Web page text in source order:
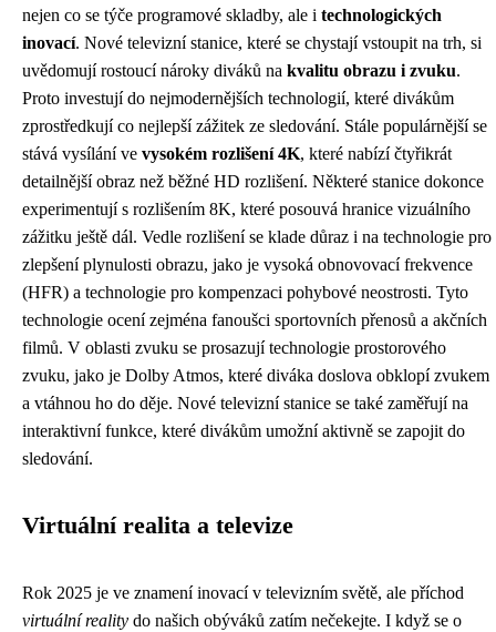
nejen co se týče programové skladby, ale i technologických
inovací. Nové televizní stanice, které se chystají vstoupit na trh, si
uvědomují rostoucí nároky diváků na kvalitu obrazu i zvuku.
Proto investují do nejmodernějších technologií, které divákům
zprostředkují co nejlepší zážitek ze sledování. Stále populárnější se
stává vysílání ve vysokém rozlišení 4K, které nabízí čtyřikrát
detailnější obraz než běžné HD rozlišení. Některé stanice dokonce
experimentují s rozlišením 8K, které posouvá hranice vizuálního
zážitku ještě dál. Vedle rozlišení se klade důraz i na technologie pro
zlepšení plynulosti obrazu, jako je vysoká obnovovací frekvence
(HFR) a technologie pro kompenzaci pohybové neostrosti. Tyto
technologie ocení zejména fanoušci sportovních přenosů a akčních
filmů. V oblasti zvuku se prosazují technologie prostorového
zvuku, jako je Dolby Atmos, které diváka doslova obklopí zvukem
a vtáhnou ho do děje. Nové televizní stanice se také zaměřují na
interaktivní funkce, které divákům umožní aktivně se zapojit do
sledování.
Virtuální realita a televize
Rok 2025 je ve znamení inovací v televizním světě, ale příchod
virtuální reality do našich obýváků zatím nečekejte. I když se o